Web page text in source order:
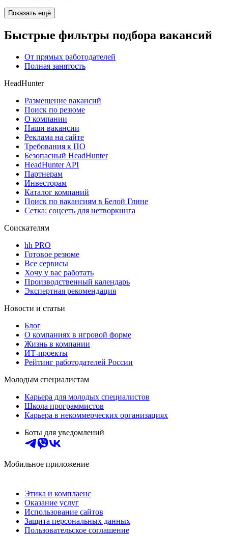
Показать ещё
Быстрые фильтры подбора вакансий
От прямых работодателей
Полная занятость
HeadHunter
Размещение вакансий
Поиск по резюме
О компании
Наши вакансии
Реклама на сайте
Требования к ПО
Безопасный HeadHunter
HeadHunter API
Партнерам
Инвесторам
Каталог компаний
Поиск по вакансиям в Белой Глине
Сетка: соцсеть для нетворкинга
Соискателям
hh PRO
Готовое резюме
Все сервисы
Хочу у вас работать
Производственный календарь
Экспертная рекомендация
Новости и статьи
Блог
О компаниях в игровой форме
Жизнь в компании
ИТ-проекты
Рейтинг работодателей России
Молодым специалистам
Карьера для молодых специалистов
Школа программистов
Карьера в некоммерческих организациях
Боты для уведомлений
Мобильное приложение
Этика и комплаенс
Оказание услуг
Использование сайтов
Защита персональных данных
Пользовательское соглашение